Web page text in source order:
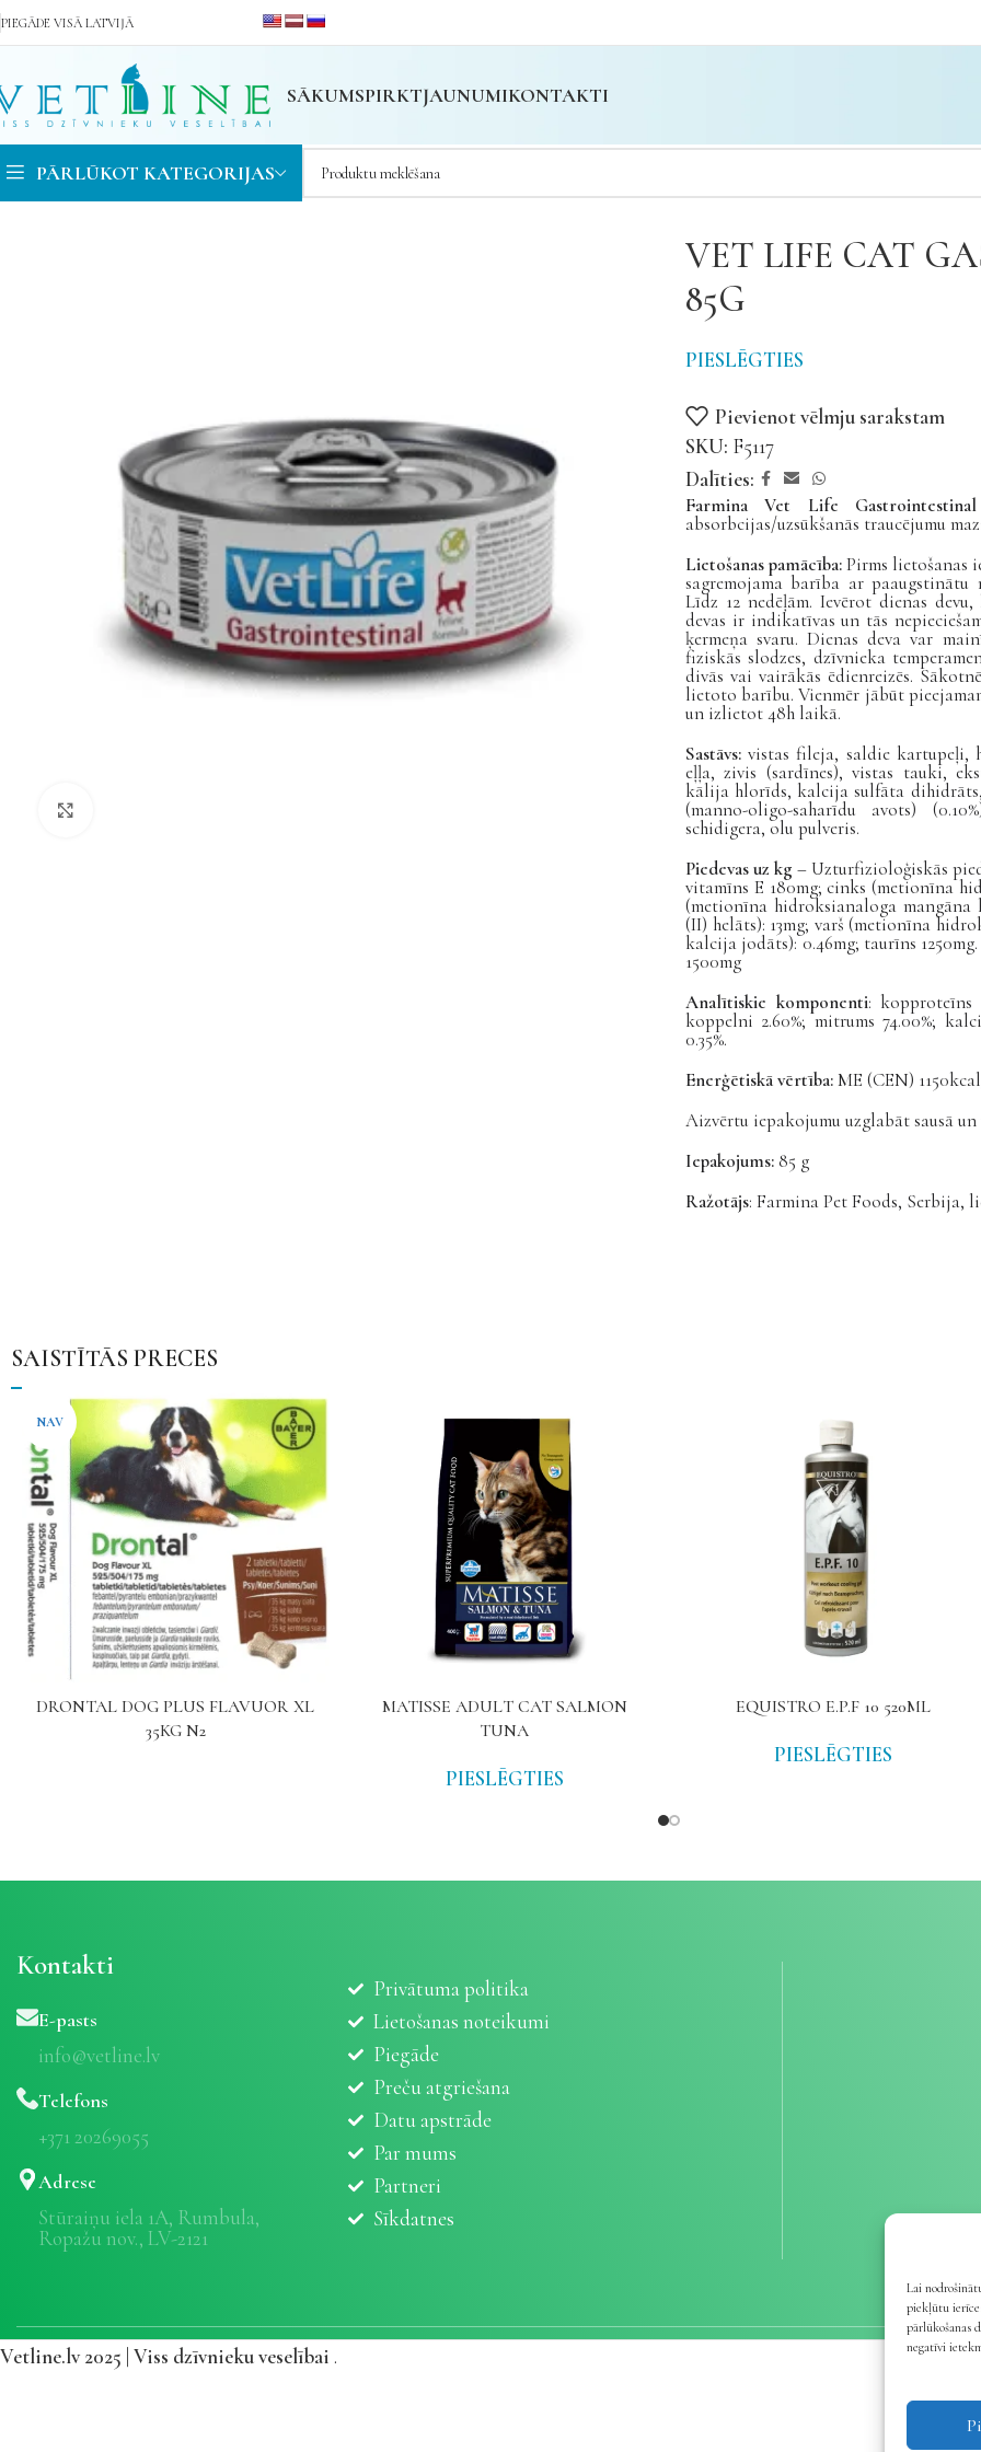
Lai
piekļūtu
pārlūkošanas
negatīvi
PIEGĀDE VISĀ LATVIJĀ
SĀKUMSPIRKTJAUNUMIKONTAKTI
PĀRLŪKOT KATEGORIJAS
VET LIFE CAT
85G
PIESLĒGTIES
Pievienot vēlmju sarakstam
SKU: F5117
Dalīties:
Farmina Vet Life Gastrointestinal
absorbcijas/uzsūkšanās traucējumu
Lietošanas pamācība:Pirms lietošanas
sagremojama barība ar
Līdz 12 nedēļām. Ievērot dienas
devas ir indikatīvas un tās
ķermeņa svaru. Dienas deva var
fiziskās slodzes, dzīvnieka
divās vai vairākās ēdienreizēs.
lietoto barību. Vienmēr jābūt
un izlietot 48h laikā.
Sastāvs:vistas fileja, saldie kartupeļi,
eļļa, zivis (sardīnes), vistas tauki,
kālija hlorīds, kalcija sulfāta
(manno-oligo-saharīdu avots)
schidigera, olu pulveris.
Piedevas uz kg– Uzturfizioloģiskās
vitamīns E 180mg; cinks (metionīna
(metionīna hidroksianaloga mangāna
(II) helāts): 13mg; varš (metionīna
kalcija jodāts): 0.46mg; taurīns
1500mg
Analītiskie komponenti: kopproteīns
koppelni 2.60%; mitrums 74.00%;
0.35%.
Enerģētiskā vērtība:ME (CEN)
Aizvērtu iepakojumu uzglabāt sausā
Iepakojums: 85 g
Ražotājs: Farmina Pet Foods, Serbija,
SAISTĪTĀS PRECES
NAV
DRONTAL DOG PLUS FLAVUOR XL
35KG N2
MATISSE ADULT CAT SALMON
TUNA
PIESLĒGTIES
EQUISTRO E.P.F 10 520ML
PIESLĒGTIES
Kontakti
E-pasts
info@vetline.lv
Telefons
+371 20269055
Adrese
Stūraiņu iela 1A, Rumbula,
Ropažu nov., LV-2121
Privātuma politika
Lietošanas noteikumi
Piegāde
Preču atgriešana
Datu apstrāde
Par mums
Partneri
Sīkdatnes
Vetline.lv 2025 | Viss dzīvnieku veselībai .